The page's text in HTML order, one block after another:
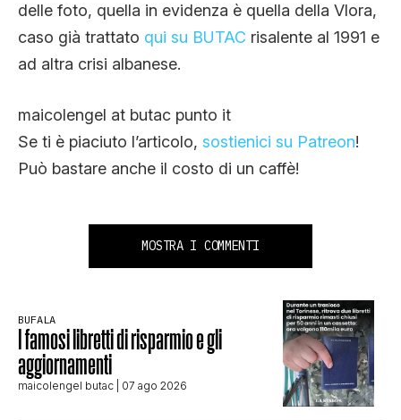
delle foto, quella in evidenza è quella della Vlora,
caso già trattato qui su BUTAC risalente al 1991 e
ad altra crisi albanese.
maicolengel at butac punto it
Se ti è piaciuto l’articolo, sostienici su Patreon!
Può bastare anche il costo di un caffè!
MOSTRA I COMMENTI
BUFALA
I famosi libretti di risparmio e gli
aggiornamenti
maicolengel butac | 07 ago 2026